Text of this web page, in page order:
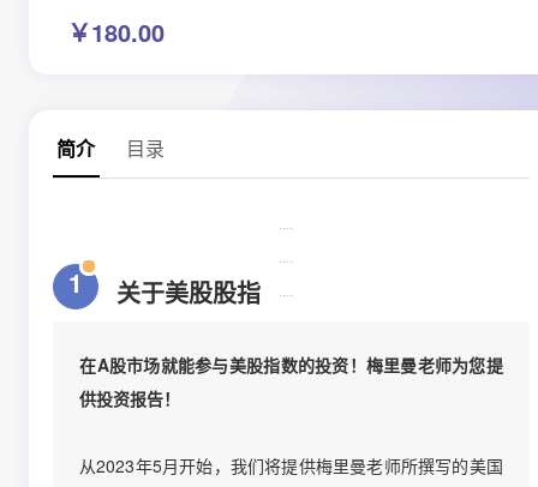
ISAR认证
￥180.00
简介 目录
1 关于美股股指
····
····
····
在A股市场就能参与美股指数的投资！梅里曼老师为您提
供投资报告！
从2023年5月开始，我们将提供梅里曼老师所撰写的美国